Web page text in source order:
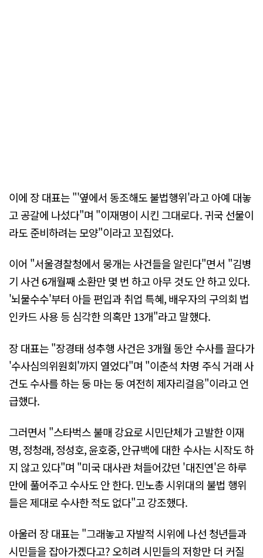
이에 장 대표는 "'옆에서 동조해도 불법행위'라고 아예 대놓
고 공갈에 나섰다"며 "이재명이 시킨 그대로다. 귀국 선물이
라도 준비하려는 모양"이라고 꼬집었다.
이어 "서울경찰청에서 뭉개는 사건들을 알린다"면서 "김병
기 사건 6개월째 소환만 몇 번 하고 아무 것도 안 하고 있다.
'뇌물수수'부터 아들 편입과 취업 특혜, 배우자의 구의회 법
인카드 사용 등 심각한 의혹만 13개"라고 말했다.
장 대표는 "장경태 성추행 사건은 3개월 동안 수사를 끌다가
'수사심의위원회'까지 열었다"며 "이춘석 차명 주식 거래 사
건도 수사를 하는 둥 마는 둥 여전히 제자리걸음"이라고 언
급했다.
그러면서 "스타벅스 불매 강요로 시민단체가 고발한 이재
명, 정청래, 정성호, 윤호중, 안규백에 대한 수사는 시작도 하
지 않고 있다"며 "미국 대사관 쳐들어갔던 '대진연'은 하루
만에 풀어주고 수사도 안 한다. 민노총 시위대의 불법 행위
들은 제대로 수사한 적도 없다"고 강조했다.
아울러 장 대표는 "그래놓고 자발적 시위에 나선 청년들과
시민들을 잡아가겠다고? 오히려 시민들의 저항만 더 커질